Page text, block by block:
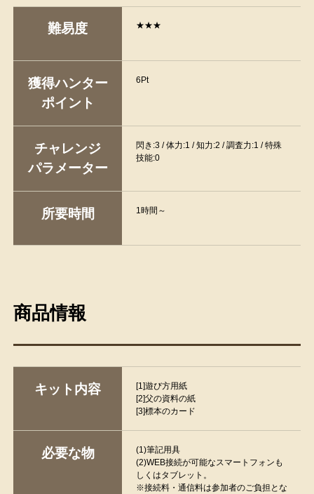
難易度 ★★★
獲得ハンター
ポイント
6Pt
チャレンジ
パラメーター
閃き:3 / 体力:1 / 知力:2 / 調査力:1 / 特殊
技能:0
所要時間 1時間～
商品情報
キット内容
[1]遊び方用紙
[2]父の資料の紙
[3]標本のカード
必要な物
(1)筆記用具
(2)WEB接続が可能なスマートフォンも
しくはタブレット。
※接続料・通信料は参加者のご負担とな